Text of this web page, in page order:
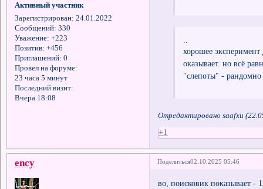
Активный участник
Зарегистрирован: 24.01.2022
Сообщений: 330
Уважение: +223
Позитив: +456
Приглашений: 0
Провел на форуме:
23 часа 5 минут
Последний визит:
Вчера 18:08
хорошее эксперимент
оказывает. но всё
"слепоты" - рандомно
Отредактировано saafxu
+1
Поделиться02.10.2025 05:46
ency
во, поисковик показывает -